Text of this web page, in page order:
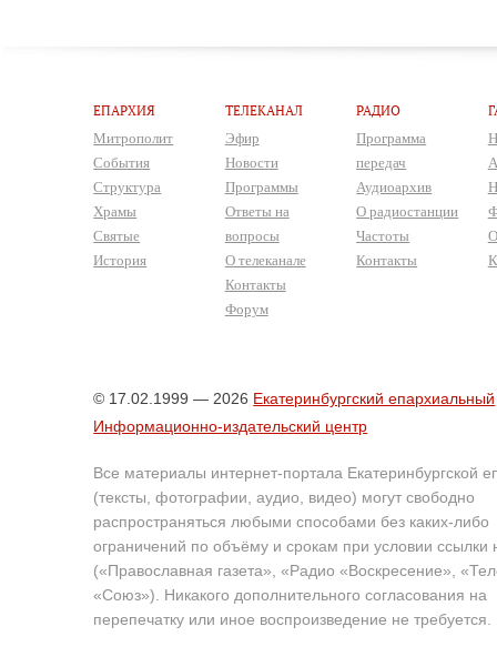
ЕПАРХИЯ
Митрополит
События
Структура
Храмы
Святые
История
ТЕЛЕКАНАЛ
Эфир
Новости
Программы
Ответы на
вопросы
О телеканале
Контакты
Форум
РАДИО
Программа
передач
Аудиоархив
О радиостанции
Частоты
Контакты
© 17.02.1999 — 2026 Екатеринбургский епархиальный
Информационно-издательский центр
Все материалы интернет-портала Екатеринбургской
(тексты, фотографии, аудио, видео) могут свободно
распространяться любыми способами без каких-либо
ограничений по объёму и срокам при условии ссылки
(«Православная газета», «Радио «Воскресение»,
«Союз»). Никакого дополнительного согласования на
перепечатку или иное воспроизведение не требуется.